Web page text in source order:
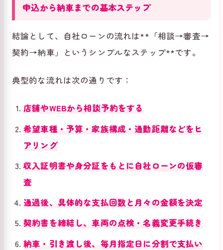
申込から納車までの基本ステップ
結論として、自社ローンの流れは**「相談→審査→
契約→納車」というシンプルなステップ**です。
典型的な流れは次の通りです：
店舗やWEBから相談予約をする
希望車種・予算・家族構成・通勤距離などをヒ
アリング
収入証明書や身分証をもとに自社ローンの仮審
査
通過後、具体的な支払回数と月々の金額を決定
契約書を締結し、車両の点検・名義変更手続き
納車・引き渡し後、毎月指定日に分割で支払い